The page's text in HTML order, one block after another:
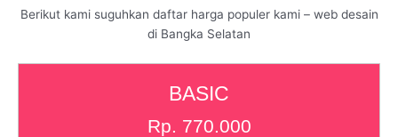
Berikut kami suguhkan daftar harga populer kami – web desain
di Bangka Selatan
BASIC
Rp. 770.000